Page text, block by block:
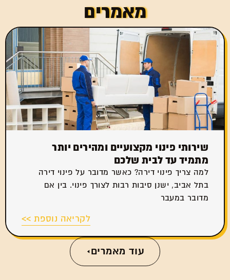
מאמרים
שירותי פינוי מקצועיים ומהירים יותר
מתמיד עד לבית שלכם
למה צריך פינוי דירה? כאשר מדובר על פינוי דירה
בתל אביב, ישנן סיבות רבות לצורך פינוי. בין אם
מדובר במעבר
לקריאה נוספת >>
עוד מאמרים